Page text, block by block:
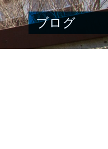
ブログ